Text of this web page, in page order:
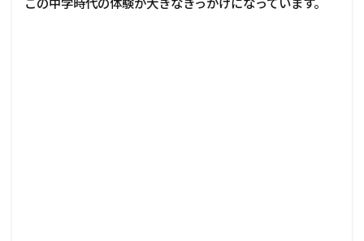
この中学時代の体験が大きなきっかけになっています。